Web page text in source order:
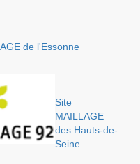
de l'Essonne
Site
MAILLAGE
des Hauts-de-
Seine